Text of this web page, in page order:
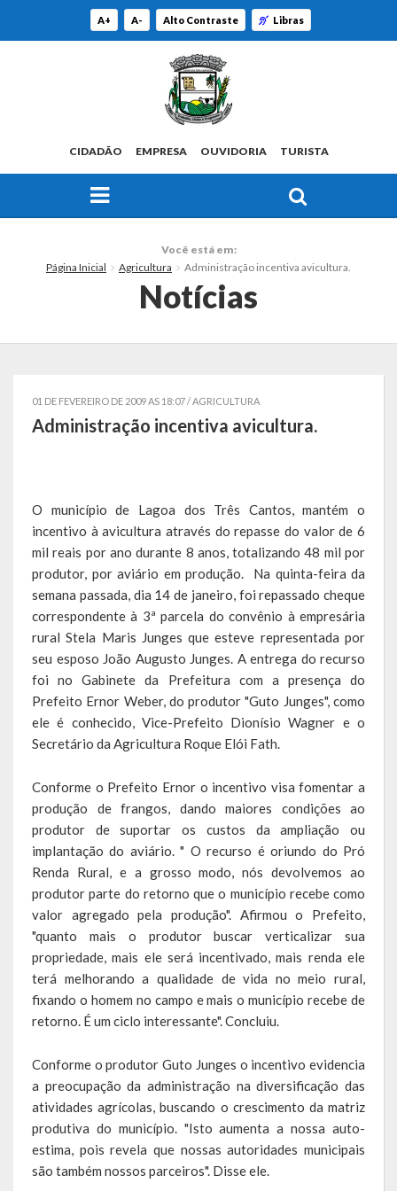
A+ A- Alto Contraste Libras
CIDADÃO EMPRESA OUVIDORIA TURISTA
Símbolos
Administração
Ex-Administradores
Conselhos Municipais
Secretarias
Administração, Fazenda e Planejamento
Desenvolvimento Econômico
Desenvolvimento Social
Educação, Cultura, Turismo, Desporto e Lazer
Obras, Serviços Urbanos e Trânsito
Saúde
Cultura
Histórias
A História da Comunidade Católica Nossa Senhora de Lourdes
de Vila Seca
A história da Comunidade Católica São Paulo de Lagoa dos Três
Cantos
A História da Comunidade Evangélica de Confissão Luterana no
Brasil de Lagoa dos Três Cantos
Você está em:
Página Inicial
Agricultura Administração incentiva avicultura.
Notícias
01 DE FEVEREIRO DE 2009 AS 18:07 /AGRICULTURA
Administração incentiva avicultura.
O município de Lagoa dos Três Cantos, mantém o
incentivo à avicultura através do repasse do valor de 6
mil reais por ano durante 8 anos, totalizando 48 mil por
produtor, por aviário em produção. Na quinta-feira da
semana passada, dia 14 de janeiro, foi repassado cheque
correspondente à 3ª parcela do convênio à empresária
rural Stela Maris Junges que esteve representada por
seu esposo João Augusto Junges. A entrega do recurso
foi no Gabinete da Prefeitura com a presença do
Prefeito Ernor Weber, do produtor "Guto Junges", como
ele é conhecido, Vice-Prefeito Dionísio Wagner e o
Secretário da Agricultura Roque Elói Fath.
Conforme o Prefeito Ernor o incentivo visa fomentar a
produção de frangos, dando maiores condições ao
produtor de suportar os custos da ampliação ou
implantação do aviário. " O recurso é oriundo do Pró
Renda Rural, e a grosso modo, nós devolvemos ao
produtor parte do retorno que o município recebe como
valor agregado pela produção". Afirmou o Prefeito,
"quanto mais o produtor buscar verticalizar sua
propriedade, mais ele será incentivado, mais renda ele
terá melhorando a qualidade de vida no meio rural,
fixando o homem no campo e mais o município recebe de
retorno. É um ciclo interessante". Concluiu.
Conforme o produtor Guto Junges o incentivo evidencia
a preocupação da administração na diversificação das
atividades agrícolas, buscando o crescimento da matriz
produtiva do município. "Isto aumenta a nossa auto-
estima, pois revela que nossas autoridades municipais
são também nossos parceiros". Disse ele.